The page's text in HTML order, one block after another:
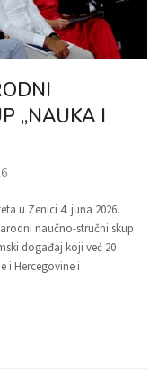
„NAUKA I
u Zenici 4. juna 2026.
naučno-stručni skup
događaj koji već 20
i Hercegovine i